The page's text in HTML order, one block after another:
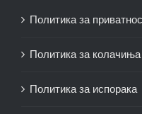
Политика за
Политика за колачиња
Политика за испорака